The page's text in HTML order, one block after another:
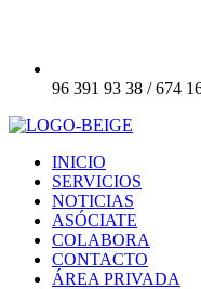
96 391 93 38 / 674
INICIO
SERVICIOS
NOTICIAS
ASÓCIATE
COLABORA
CONTACTO
ÁREA PRIVADA